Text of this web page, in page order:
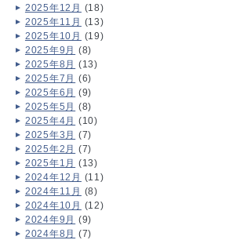
2025年12月 (18)
2025年11月 (13)
2025年10月 (19)
2025年9月 (8)
2025年8月 (13)
2025年7月 (6)
2025年6月 (9)
2025年5月 (8)
2025年4月 (10)
2025年3月 (7)
2025年2月 (7)
2025年1月 (13)
2024年12月 (11)
2024年11月 (8)
2024年10月 (12)
2024年9月 (9)
2024年8月 (7)